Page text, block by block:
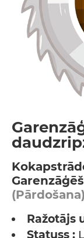
(Pārdošana)
Ražotājs
Statuss :